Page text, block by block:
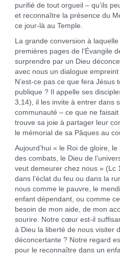
purifié de tout orgueil – qu’ils
et reconnaître la présence du
ce jour-là au Temple.
La grande conversion à
premières pages de l’Évangile
surprendre par un Dieu
avec nous un dialogue
N’est-ce pas ce que fera Jésus
publique ? Il appelle ses
3,14), il les invite à entrer dans
communauté – ce que ne faisait
trouve sa joie à partager leur
le mémorial de sa Pâques au
Aujourd’hui « le Roi de gloire,
des combats, le Dieu de
veut demeurer chez nous » (Lc
dans l’éclat du feu ou dans la
nous comme le pauvre, le
enfant dépendant, ou comme
besoin de mon aide, de mon
sourire. Notre cœur est-il
à Dieu la liberté de nous visiter
déconcertante ? Notre regard
pour le reconnaître dans un